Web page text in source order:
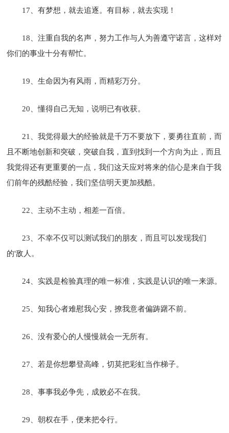
17、有梦想，就去追逐。有目标，就去实现！
18、注重自我的名声，努力工作与人为善遵守诺言，这样对
你们的事业十分有帮忙。
19、生命因为有风雨，而精彩万分。
20、懂得自己无知，说明已有收获。
21、我觉得最大的经验就是千万不要放下，要勇往直前，而
且不断地创新和突破，突破自我，直到找到一个方向为止，而且
我觉得还有更重要的一点，我们这天应对将来的信心是来自于我
们前年的残酷经验，我们坚信明天更加残酷。
22、主动不主动，相差一百倍。
23、不幸不仅可以测试我们的朋友，而且可以发现我们
的'敌人。
24、实践是检验真理的唯一标准，实践是认识的唯一来源。
25、知我心者难慰我心安，撩我意者偏踌躇不前。
26、没有爱心的人慢慢就会一无所有。
27、若是你想攀登高峰，切莫把彩虹当作梯子。
28、事事我必争先，成败必不在我。
29、朝权在手，便来把令行。